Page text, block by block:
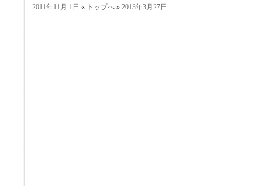
2011年11月 1日 « トップへ » 2013年3月27日